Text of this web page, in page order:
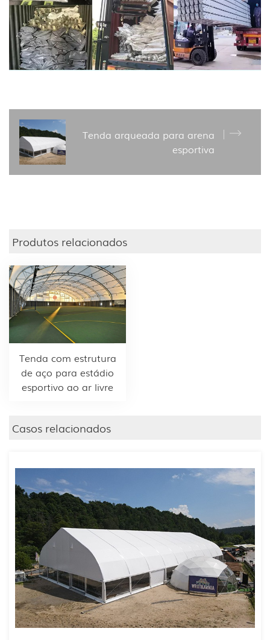
Tenda arqueada para arena
esportiva
Produtos relacionados
Tenda com estrutura
de aço para estádio
esportivo ao ar livre
Casos relacionados